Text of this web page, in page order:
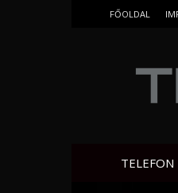
FŐOLDAL
TELEFON